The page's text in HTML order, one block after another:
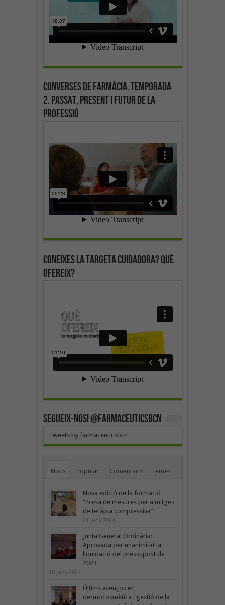
Converses de farmàcia. Temporada
2. Passat, present i futur de la
professió
Coneixes la targeta cuidadora? Què
ofereix?
SEGUEIX-NOS! @farmaceuticsbcn
Tweets by farmaceuticsbcn
Nous Popular Comentaris Temes
Nova edició de la formació
“Presa de mesures per a mitges
de teràpia compressiva”
21 juny 2024
Junta General Ordinària:
Aprovada per unanimitat la
liquidació del pressupost de
2023
18 juny 2024
Últims avenços en
dermocosmètica i gestió de la